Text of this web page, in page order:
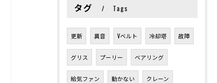
タグ Tags
更新 異音 Vベルト 冷却塔 故障
グリス プーリー ベアリング
給気ファン 動かない クレーン